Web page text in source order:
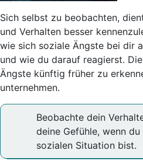
Sich selbst zu beobachten,
und Verhalten besser
wie sich soziale Ängste bei dir
und wie du darauf reagierst.
Ängste künftig früher zu
unternehmen.
Beobachte dein
deine Gefühle, wenn
sozialen Situation bist.